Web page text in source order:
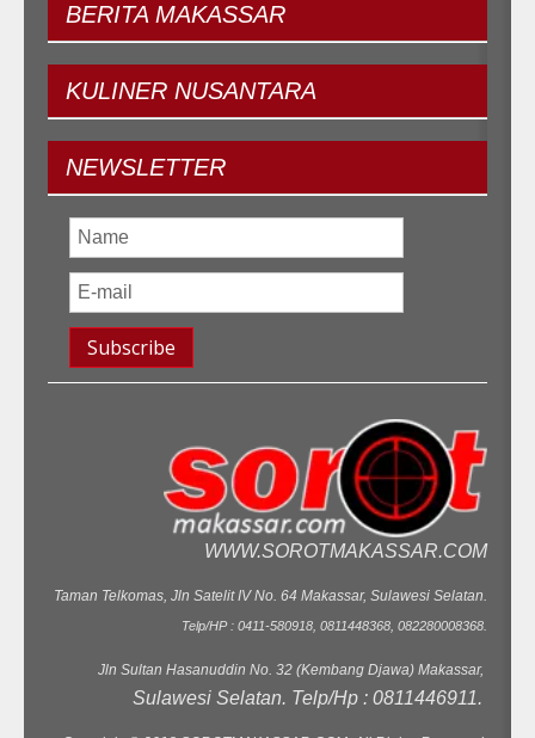
BERITA MAKASSAR
KULINER NUSANTARA
NEWSLETTER
WWW.SOROTMAKASSAR.COM
Taman Telkomas, Jln Satelit IV No. 64 Makassar, Sulawesi Selatan.
Telp/HP : 0411-580918, 0811448368, 082280008368.
Jln Sultan Hasanuddin No. 32 (Kembang Djawa) Makassar,
Sulawesi Selatan. Telp/Hp : 0811446911.